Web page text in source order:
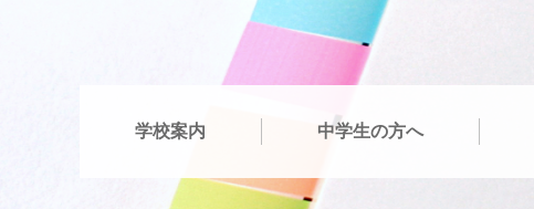
学校案内 中学生の方へ